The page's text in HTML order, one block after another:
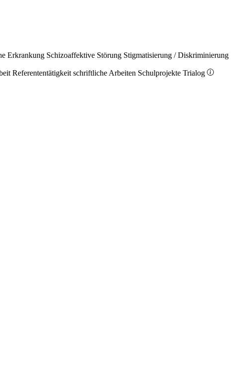
Erkrankung Schizoaffektive Störung Stigmatisierung / Diskriminierung
Referententätigkeit schriftliche Arbeiten Schulprojekte Trialog